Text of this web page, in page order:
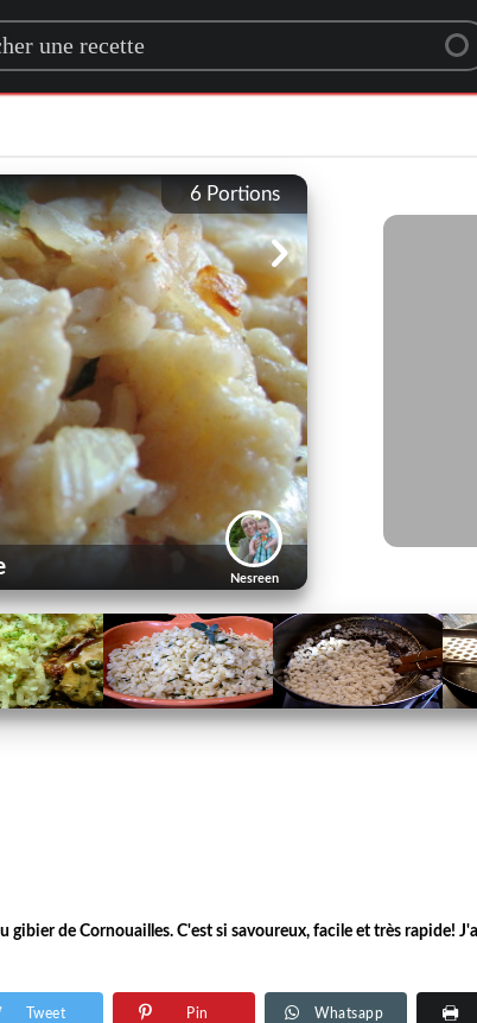
a recipe
6 Portions
Nesreen
gibier de Cornouailles. C'est si savoureux, facile et très rapide!
Tweet Pin Whatsapp